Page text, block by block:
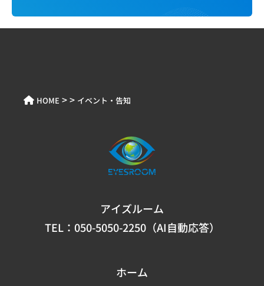
HOME > > イベント・告知
アイズルーム
TEL： 050-5050-2250（AI自動応答）
ホーム